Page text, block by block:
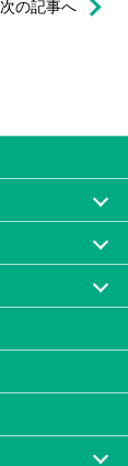
次の記事へ